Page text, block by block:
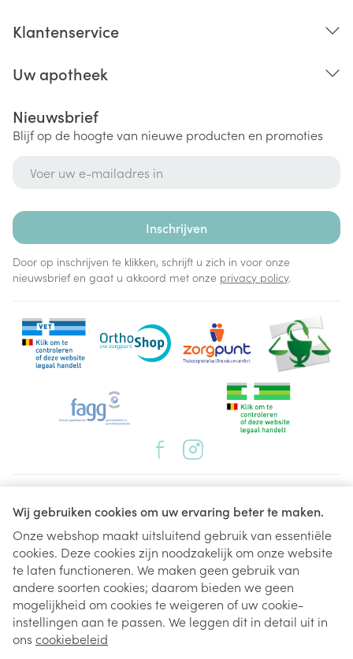
Wij gebruiken cookies om uw ervaring beter te maken.
Onze webshop maakt uitsluitend gebruik van essentiële
cookies. Deze cookies zijn noodzakelijk om onze website
te laten functioneren. We maken geen gebruik van
andere soorten cookies; daarom bieden we geen
mogelijkheid om cookies te weigeren of uw cookie-
instellingen aan te passen. We leggen dit in detail uit in
ons cookiebeleid
Klantenservice
Uw apotheek
Nieuwsbrief
Blijf op de hoogte van nieuwe producten en promoties
Inschrijven
Door op inschrijven te klikken, schrijft u zich in voor onze
nieuwsbrief en gaat u akkoord met onze privacy policy.
Juridische links